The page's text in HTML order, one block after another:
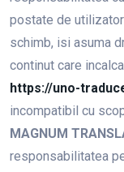
postate de
schimb, isi asuma
continut care
https://uno-
incompatibil cu
MAGNUM
responsabilitatea